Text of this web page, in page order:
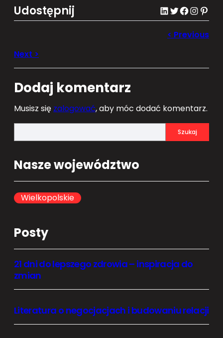
Udostępnij LinkedIn Twitter Facebook Instagram Pinterest
Dodaj komentarz
Musisz się zalogować, aby móc dodać komentarz.
e
r
c
h
Szukaj
Nasze województwo
Wielkopolskie
Posty
21 dni do lepszego zdrowia – inspiracja do
zmian
Literatura o negocjacjach i budowaniu relacji